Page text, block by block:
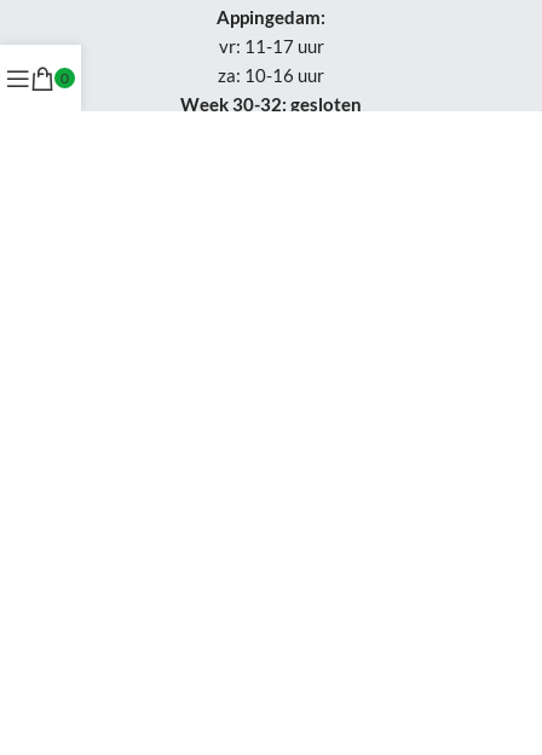
Appingedam:
vr: 11-17 uur
za: 10-16 uur
Week 30-32: gesloten
0